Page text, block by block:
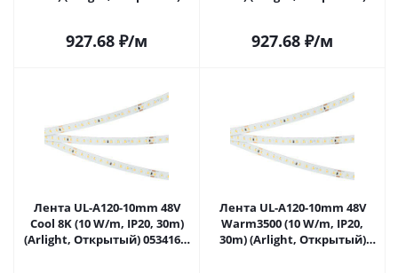
927.68 ₽/м 927.68 ₽/м
Лента UL-A120-10mm 48V
Cool 8K (10 W/m, IP20, 30m)
(Arlight, Открытый) 053416 в
Лента UL-A120-10mm 48V
Warm3500 (10 W/m, IP20,
30m) (Arlight, Открытый)